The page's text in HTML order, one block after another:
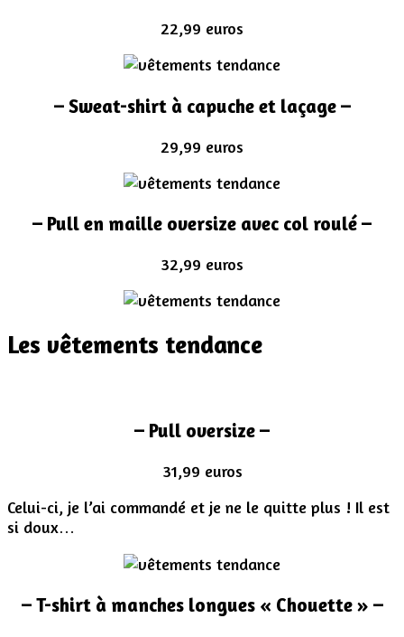
22,99 euros
– Sweat-shirt à capuche et laçage –
29,99 euros
– Pull en maille oversize avec col roulé –
32,99 euros
Les vêtements tendance
– Pull oversize –
31,99 euros
Celui-ci, je l’ai commandé et je ne le quitte plus ! Il est
si doux…
– T-shirt à manches longues « Chouette » –